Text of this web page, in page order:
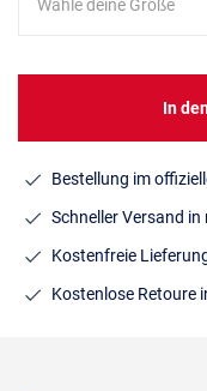
Wähle deine Größe
In
Bestellung im
Schneller Versand
Kostenfreie
Kostenlose Retoure